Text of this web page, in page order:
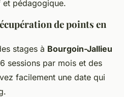
pédagogique.
de points en
stages à Bourgoin-Jallieu
sessions par mois et des
facilement une date qui